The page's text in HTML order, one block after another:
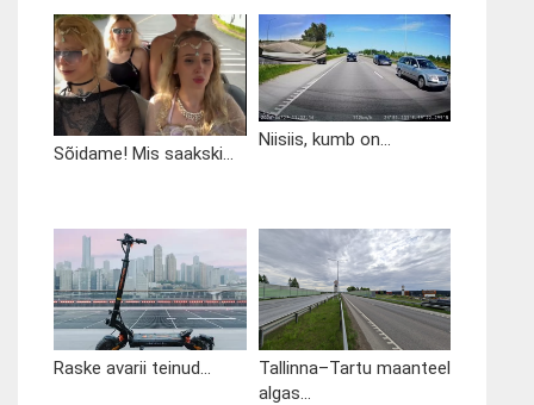
Sõidame! Mis saakski...
Niisiis, kumb on...
Raske avarii teinud...
Tallinna–Tartu maanteel
algas...